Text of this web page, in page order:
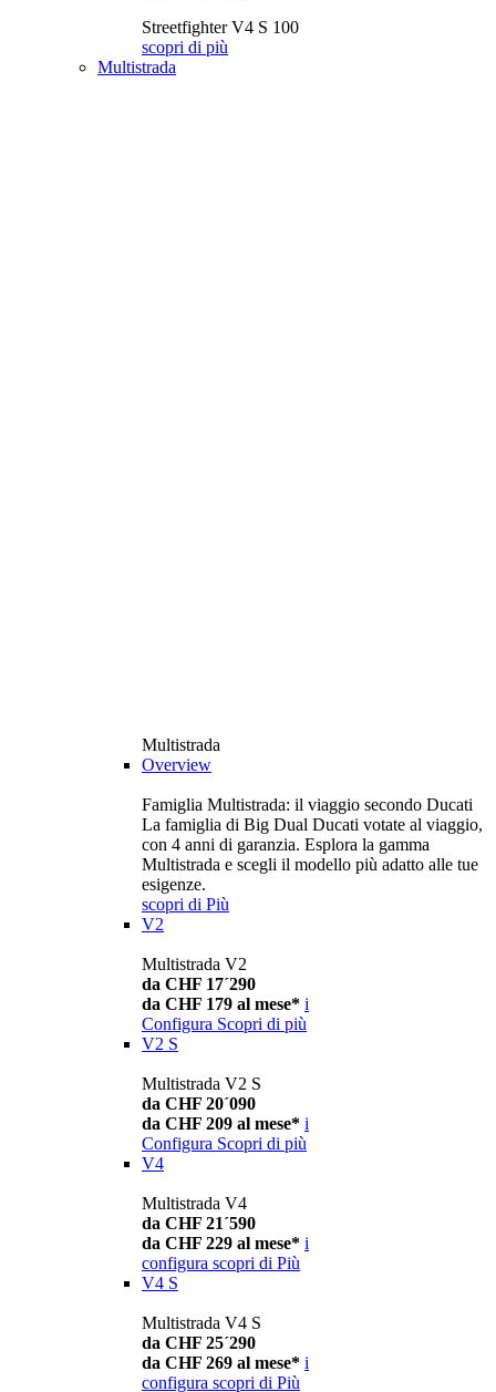
Streetfighter V4 S 100
scopri di più
Multistrada
Multistrada
Overview
Famiglia Multistrada: il viaggio secondo Ducati
La famiglia di Big Dual Ducati votate al viaggio,
con 4 anni di garanzia. Esplora la gamma
Multistrada e scegli il modello più adatto alle tue
esigenze.
scopri di Più
V2
Multistrada V2
da CHF 17´290
da CHF 179 al mese* i
Configura Scopri di più
V2 S
Multistrada V2 S
da CHF 20´090
da CHF 209 al mese* i
Configura Scopri di più
V4
Multistrada V4
da CHF 21´590
da CHF 229 al mese* i
configura scopri di Più
V4 S
Multistrada V4 S
da CHF 25´290
da CHF 269 al mese* i
configura scopri di Più